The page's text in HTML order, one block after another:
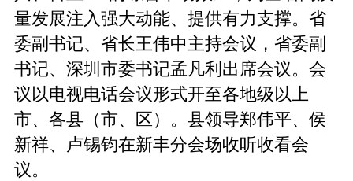
量发展注入强大动能、提供有力支撑。省
委副书记、省长王伟中主持会议，省委副
书记、深圳市委书记孟凡利出席会议。会
议以电视电话会议形式开至各地级以上
市、各县（市、区）。县领导郑伟平、侯
新祥、卢锡钧在新丰分会场收听收看会
议。